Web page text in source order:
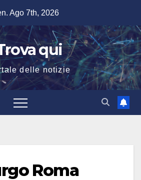
Ago 7th, 2026
qui
delle notizie
Roma